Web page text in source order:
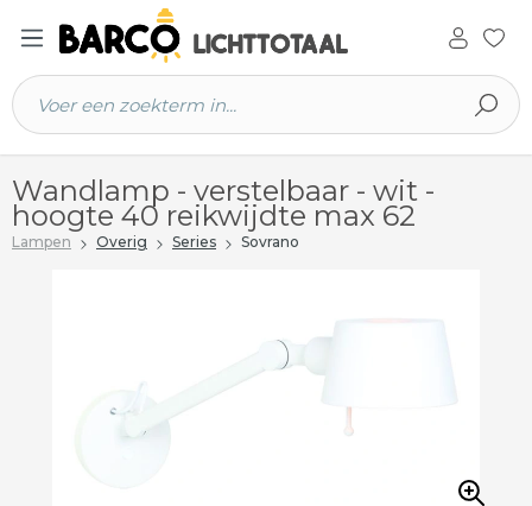
hoofdinhoud
Wandlamp - verstelbaar - wit -
hoogte 40 reikwijdte max 62
Lampen Overig Series Sovrano